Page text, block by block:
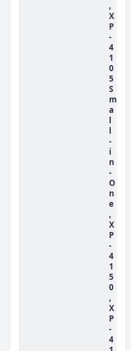
,
X
P
-
4
1
0
5
S
m
a
l
l
-
i
n
-
O
n
e
,
X
P
-
4
1
5
0
,
X
P
-
4